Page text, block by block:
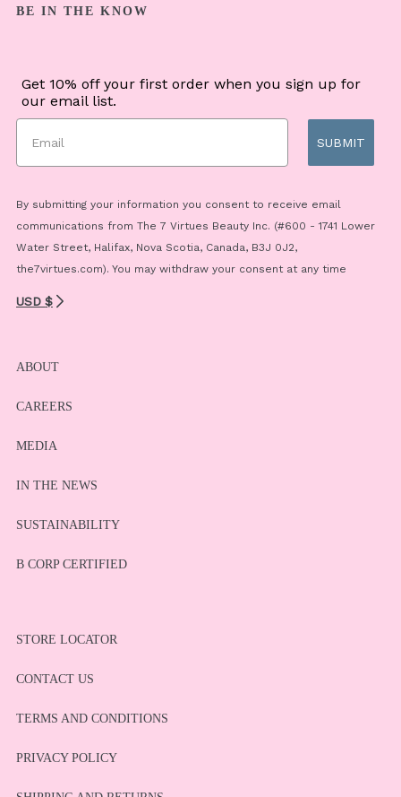
BE IN THE KNOW
Get 10% off your first order when you sign up for
our email list.
SUBMIT
By submitting your information you consent to receive email
communications from The 7 Virtues Beauty Inc. (#600 - 1741 Lower
Water Street, Halifax, Nova Scotia, Canada, B3J 0J2,
the7virtues.com). You may withdraw your consent at any time
USD $
ABOUT
CAREERS
MEDIA
IN THE NEWS
SUSTAINABILITY
B CORP CERTIFIED
STORE LOCATOR
CONTACT US
TERMS AND CONDITIONS
PRIVACY POLICY